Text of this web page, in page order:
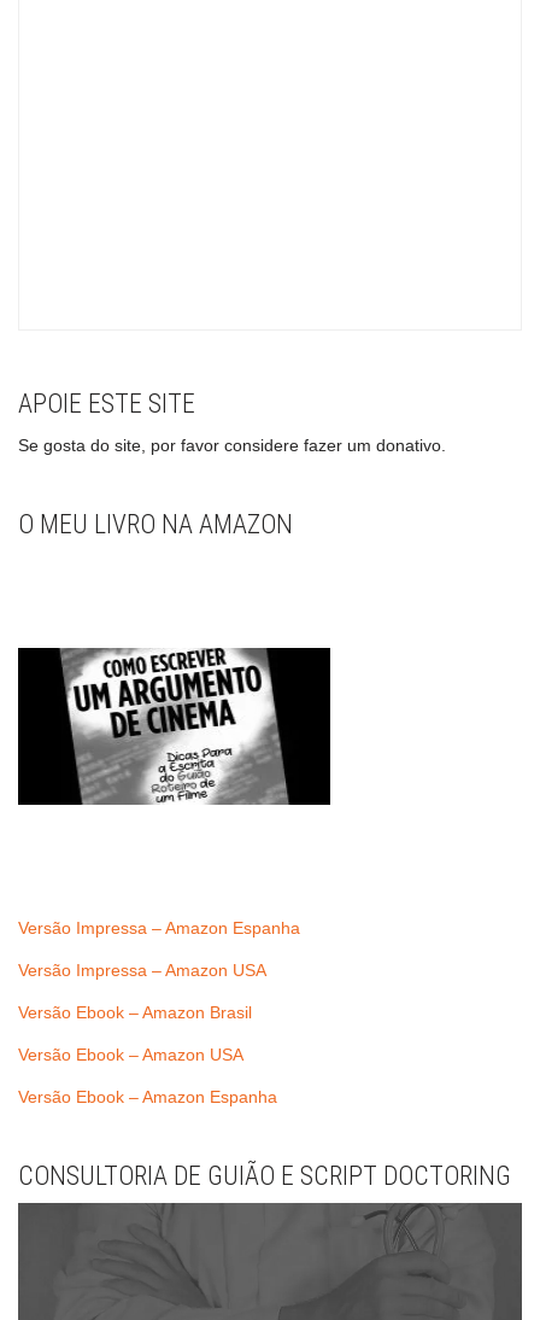
APOIE ESTE SITE
Se gosta do site, por favor considere fazer um donativo.
O MEU LIVRO NA AMAZON
Versão Impressa – Amazon Espanha
Versão Impressa – Amazon USA
Versão Ebook – Amazon Brasil
Versão Ebook – Amazon USA
Versão Ebook – Amazon Espanha
CONSULTORIA DE GUIÃO E SCRIPT DOCTORING